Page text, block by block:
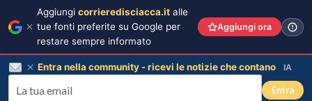
Aggiungi corrieredisciacca.it alle
tue fonti preferite su Google per
restare sempre informato
Aggiungi ora
Entra nella community - ricevi le notizie che contano IA
Entra